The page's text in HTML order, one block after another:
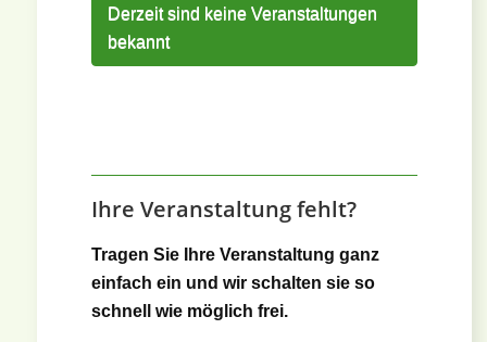
Derzeit sind keine Veranstaltungen
bekannt
Ihre Veranstaltung fehlt?
Tragen Sie Ihre Veranstaltung ganz
einfach ein und wir schalten sie so
schnell wie möglich frei.